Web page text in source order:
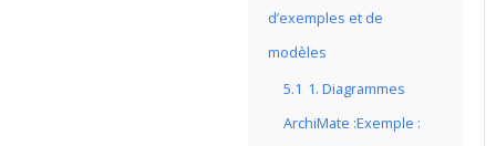
d’exemples et de
modèles
5.1 1. Diagrammes
ArchiMate :Exemple :